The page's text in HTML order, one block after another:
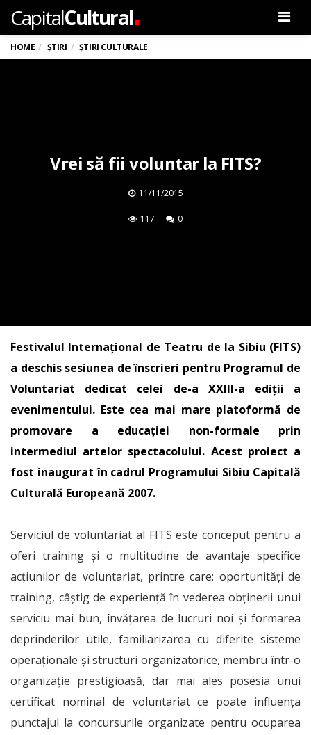
CapitalCultural
HOME ȘTIRI ȘTIRI CULTURALE
Vrei să fii voluntar la FITS?
11/11/2015
117 0
Festivalul Internaţional de Teatru de la Sibiu (FITS)
a deschis sesiunea de înscrieri pentru Programul de
Voluntariat dedicat celei de-a XXIII-a ediţii a
evenimentului. Este cea mai mare platoformă de
promovare a educaţiei non-formale prin
intermediul artelor spectacolului. Acest proiect a
fost inaugurat în cadrul Programului Sibiu Capitală
Culturală Europeană 2007.
Serviciul de voluntariat al FITS este conceput pentru a
oferi training şi o multitudine de avantaje specifice
acţiunilor de voluntariat, printre care: oportunităţi de
training, câştig de experienţă în vederea obţinerii unui
serviciu mai bun, învăţarea de lucruri noi şi formarea
deprinderilor utile, familiarizarea cu diferite sisteme
operaţionale şi structuri organizatorice, membru într-o
organizaţie prestigioasă, dar mai ales posesia unui
certificat nominal de voluntariat ce poate influenţa
punctajul la concursurile organizate pentru ocuparea